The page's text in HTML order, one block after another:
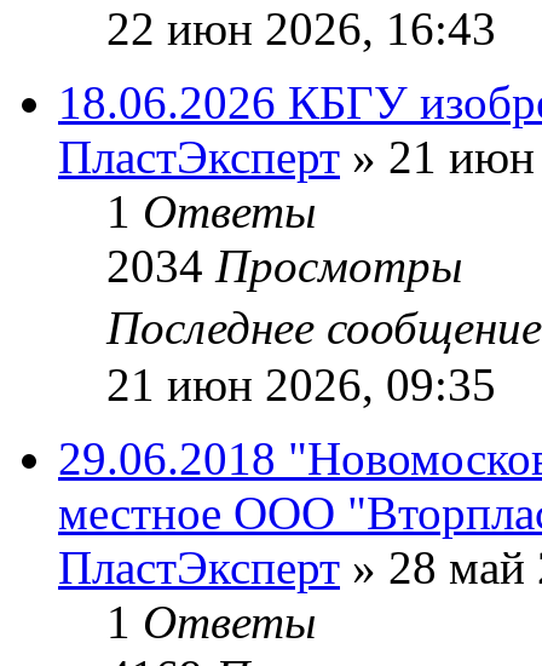
22 июн 2026, 16:43
18.06.2026 КБГУ
ПластЭксперт » 21 июн
1 Ответы
2034 Просмотры
Последнее
21 июн 2026, 09:35
29.06.2018
местное ООО
ПластЭксперт » 28 май
1 Ответы